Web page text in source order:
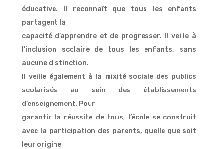
éducative. Il reconnaît que tous les enfants
partagent la
capacité d’apprendre et de progresser. Il veille à
l’inclusion scolaire de tous les enfants, sans
aucune distinction.
Il veille également à la mixité sociale des publics
scolarisés au sein des établissements
d’enseignement. Pour
garantir la réussite de tous, l’école se construit
avec la participation des parents, quelle que soit
leur origine